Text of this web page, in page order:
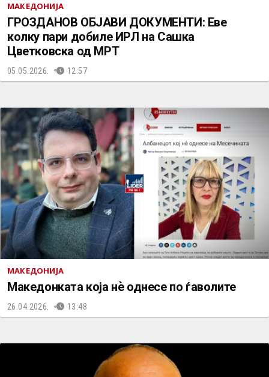
МАКЕДОНИЈА
ГРОЗДАНОВ ОБЈАВИ ДОКУМЕНТИ: Еве
колку пари добиле ИРЛ на Сашка
Цветковска од МРТ
05.05.2026. 12:57
МАКЕДОНИЈА
Македонката која нѐ однесе по ѓаволите
26.04.2026. 13:48